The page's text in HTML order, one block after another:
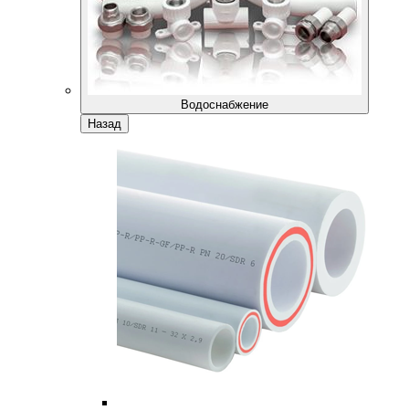
Водоснабжение
Назад